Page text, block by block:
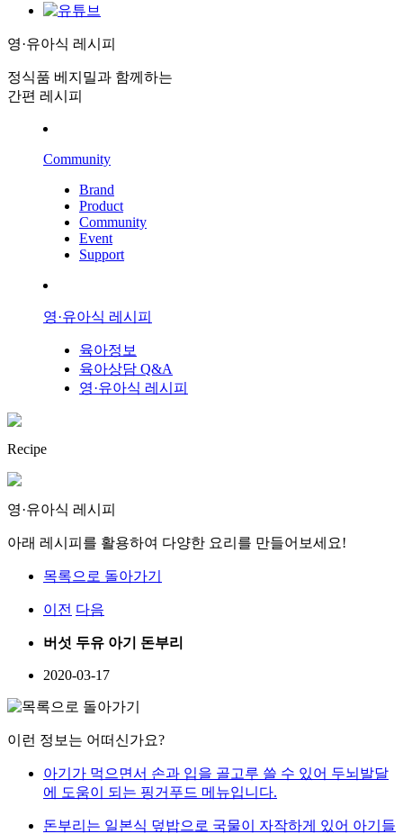
영·유아식 레시피
정식품 베지밀과 함께하는
간편 레시피
Community
Brand
Product
Community
Event
Support
영·유아식 레시피
육아정보
육아상담 Q&A
영·유아식 레시피
Recipe
영·유아식 레시피
아래 레시피를 활용하여 다양한 요리를 만들어보세요!
목록으로 돌아가기
이전 다음
버섯 두유 아기 돈부리
2020-03-17
이런 정보는 어떠신가요?
아기가 먹으면서 손과 입을 골고루 쓸 수 있어 두뇌발달
에 도움이 되는 핑거푸드 메뉴입니다.
돈부리는 일본식 덮밥으로 국물이 자작하게 있어 아기들